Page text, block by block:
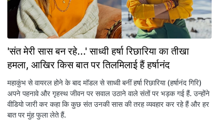
'संत मेरी सास बन रहे...' साध्वी हर्षा रिछारिया का तीखा
हमला, आखिर किस बात पर तिलमिलाई हैं हर्षानंद
महाकुंभ से वायरल होने के बाद मॉडल से साध्वी बनीं हर्षा रिछारिया (हर्षानंद गिरि)
अपने पहनावे और गृहस्थ जीवन पर सवाल उठाने वाले संतों पर भड़क गई हैं. उन्होंने
वीडियो जारी कर कहा कि कुछ संत उनकी सास की तरह व्यवहार कर रहे हैं और हर
बात पर मुंह फुला लेते हैं.